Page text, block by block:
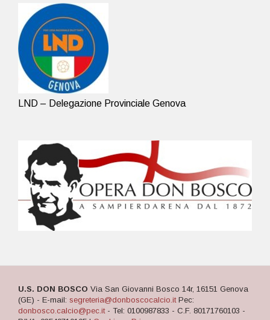
LND – Delegazione Provinciale Genova
U.S. DON BOSCO Via San Giovanni Bosco 14r, 16151 Genova
(GE) - E-mail: segreteria@donboscocalcio.itPec:
donbosco.calcio@pec.it- Tel: 0100987833 - C.F. 80171760103 -